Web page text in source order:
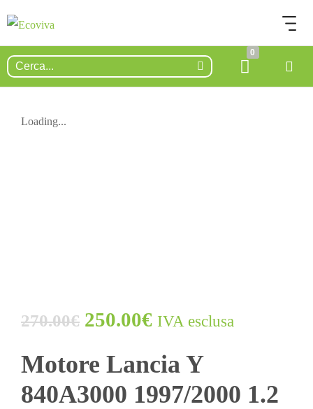
0
Loading...
270.00€ 250.00€ IVA esclusa
Motore Lancia Y
840A3000 1997/2000 1.2